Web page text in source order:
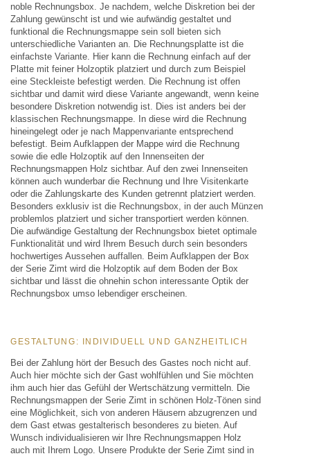
noble Rechnungsbox. Je nachdem, welche Diskretion bei der
Zahlung gewünscht ist und wie aufwändig gestaltet und
funktional die Rechnungsmappe sein soll bieten sich
unterschiedliche Varianten an. Die Rechnungsplatte ist die
einfachste Variante. Hier kann die Rechnung einfach auf der
Platte mit feiner Holzoptik platziert und durch zum Beispiel
eine Steckleiste befestigt werden. Die Rechnung ist offen
sichtbar und damit wird diese Variante angewandt, wenn keine
besondere Diskretion notwendig ist. Dies ist anders bei der
klassischen Rechnungsmappe. In diese wird die Rechnung
hineingelegt oder je nach Mappenvariante entsprechend
befestigt. Beim Aufklappen der Mappe wird die Rechnung
sowie die edle Holzoptik auf den Innenseiten der
Rechnungsmappen Holz sichtbar. Auf den zwei Innenseiten
können auch wunderbar die Rechnung und Ihre Visitenkarte
oder die Zahlungskarte des Kunden getrennt platziert werden.
Besonders exklusiv ist die Rechnungsbox, in der auch Münzen
problemlos platziert und sicher transportiert werden können.
Die aufwändige Gestaltung der Rechnungsbox bietet optimale
Funktionalität und wird Ihrem Besuch durch sein besonders
hochwertiges Aussehen auffallen. Beim Aufklappen der Box
der Serie Zimt wird die Holzoptik auf dem Boden der Box
sichtbar und lässt die ohnehin schon interessante Optik der
Rechnungsbox umso lebendiger erscheinen.
GESTALTUNG: INDIVIDUELL UND GANZHEITLICH
Bei der Zahlung hört der Besuch des Gastes noch nicht auf.
Auch hier möchte sich der Gast wohlfühlen und Sie möchten
ihm auch hier das Gefühl der Wertschätzung vermitteln. Die
Rechnungsmappen der Serie Zimt in schönen Holz-Tönen sind
eine Möglichkeit, sich von anderen Häusern abzugrenzen und
dem Gast etwas gestalterisch besonderes zu bieten. Auf
Wunsch individualisieren wir Ihre Rechnungsmappen Holz
auch mit Ihrem Logo. Unsere Produkte der Serie Zimt sind in